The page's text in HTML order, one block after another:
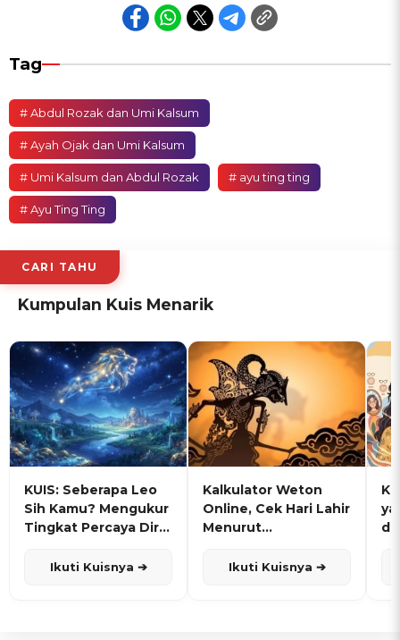
Tag
# Abdul Rozak dan Umi Kalsum
# Ayah Ojak dan Umi Kalsum
# Umi Kalsum dan Abdul Rozak # ayu ting ting
# Ayu Ting Ting
CARI TAHU
Kumpulan Kuis Menarik
KUIS: Seberapa Leo
Sih Kamu? Mengukur
Tingkat Percaya Diri
Ikuti Kuisnya ➔
Kalkulator Weton
Online, Cek Hari Lahir
Menurut
Ikuti Kuisnya ➔